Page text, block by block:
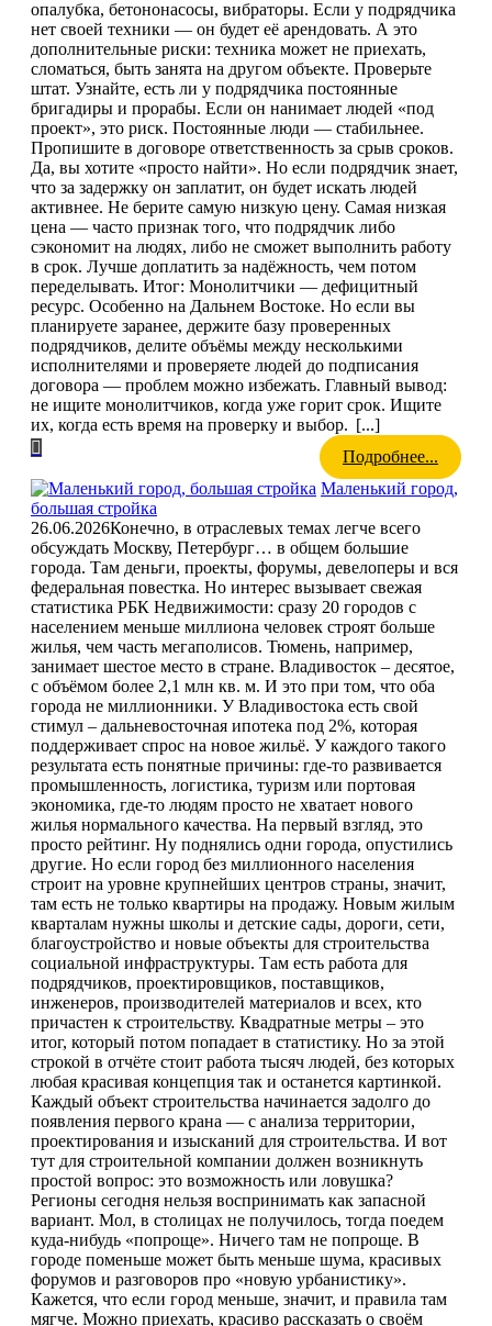
опалубка, бетононасосы, вибраторы. Если у подрядчика
нет своей техники — он будет её арендовать. А это
дополнительные риски: техника может не приехать,
сломаться, быть занята на другом объекте. Проверьте
штат. Узнайте, есть ли у подрядчика постоянные
бригадиры и прорабы. Если он нанимает людей «под
проект», это риск. Постоянные люди — стабильнее.
Пропишите в договоре ответственность за срыв сроков.
Да, вы хотите «просто найти». Но если подрядчик знает,
что за задержку он заплатит, он будет искать людей
активнее. Не берите самую низкую цену. Самая низкая
цена — часто признак того, что подрядчик либо
сэкономит на людях, либо не сможет выполнить работу
в срок. Лучше доплатить за надёжность, чем потом
переделывать. Итог: Монолитчики — дефицитный
ресурс. Особенно на Дальнем Востоке. Но если вы
планируете заранее, держите базу проверенных
подрядчиков, делите объёмы между несколькими
исполнителями и проверяете людей до подписания
договора — проблем можно избежать. Главный вывод:
не ищите монолитчиков, когда уже горит срок. Ищите
их, когда есть время на проверку и выбор. [...]
Подробнее...
Маленький город,
большая стройка
26.06.2026Конечно, в отраслевых темах легче всего
обсуждать Москву, Петербург… в общем большие
города. Там деньги, проекты, форумы, девелоперы и вся
федеральная повестка. Но интерес вызывает свежая
статистика РБК Недвижимости: сразу 20 городов с
населением меньше миллиона человек строят больше
жилья, чем часть мегаполисов. Тюмень, например,
занимает шестое место в стране. Владивосток – десятое,
с объёмом более 2,1 млн кв. м. И это при том, что оба
города не миллионники. У Владивостока есть свой
стимул – дальневосточная ипотека под 2%, которая
поддерживает спрос на новое жильё. У каждого такого
результата есть понятные причины: где-то развивается
промышленность, логистика, туризм или портовая
экономика, где-то людям просто не хватает нового
жилья нормального качества. На первый взгляд, это
просто рейтинг. Ну поднялись одни города, опустились
другие. Но если город без миллионного населения
строит на уровне крупнейших центров страны, значит,
там есть не только квартиры на продажу. Новым жилым
кварталам нужны школы и детские сады, дороги, сети,
благоустройство и новые объекты для строительства
социальной инфраструктуры. Там есть работа для
подрядчиков, проектировщиков, поставщиков,
инженеров, производителей материалов и всех, кто
причастен к строительству. Квадратные метры – это
итог, который потом попадает в статистику. Но за этой
строкой в отчёте стоит работа тысяч людей, без которых
любая красивая концепция так и останется картинкой.
Каждый объект строительства начинается задолго до
появления первого крана — с анализа территории,
проектирования и изысканий для строительства. И вот
тут для строительной компании должен возникнуть
простой вопрос: это возможность или ловушка?
Регионы сегодня нельзя воспринимать как запасной
вариант. Мол, в столицах не получилось, тогда поедем
куда-нибудь «попроще». Ничего там не попроще. В
городе поменьше может быть меньше шума, красивых
форумов и разговоров про «новую урбанистику».
Кажется, что если город меньше, значит, и правила там
мягче. Можно приехать, красиво рассказать о своём